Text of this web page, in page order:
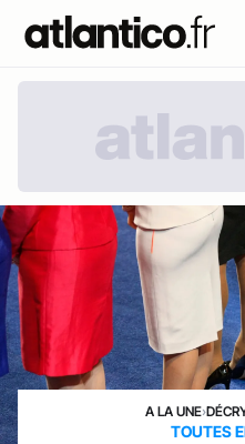
A LA UNE›
TOUTES